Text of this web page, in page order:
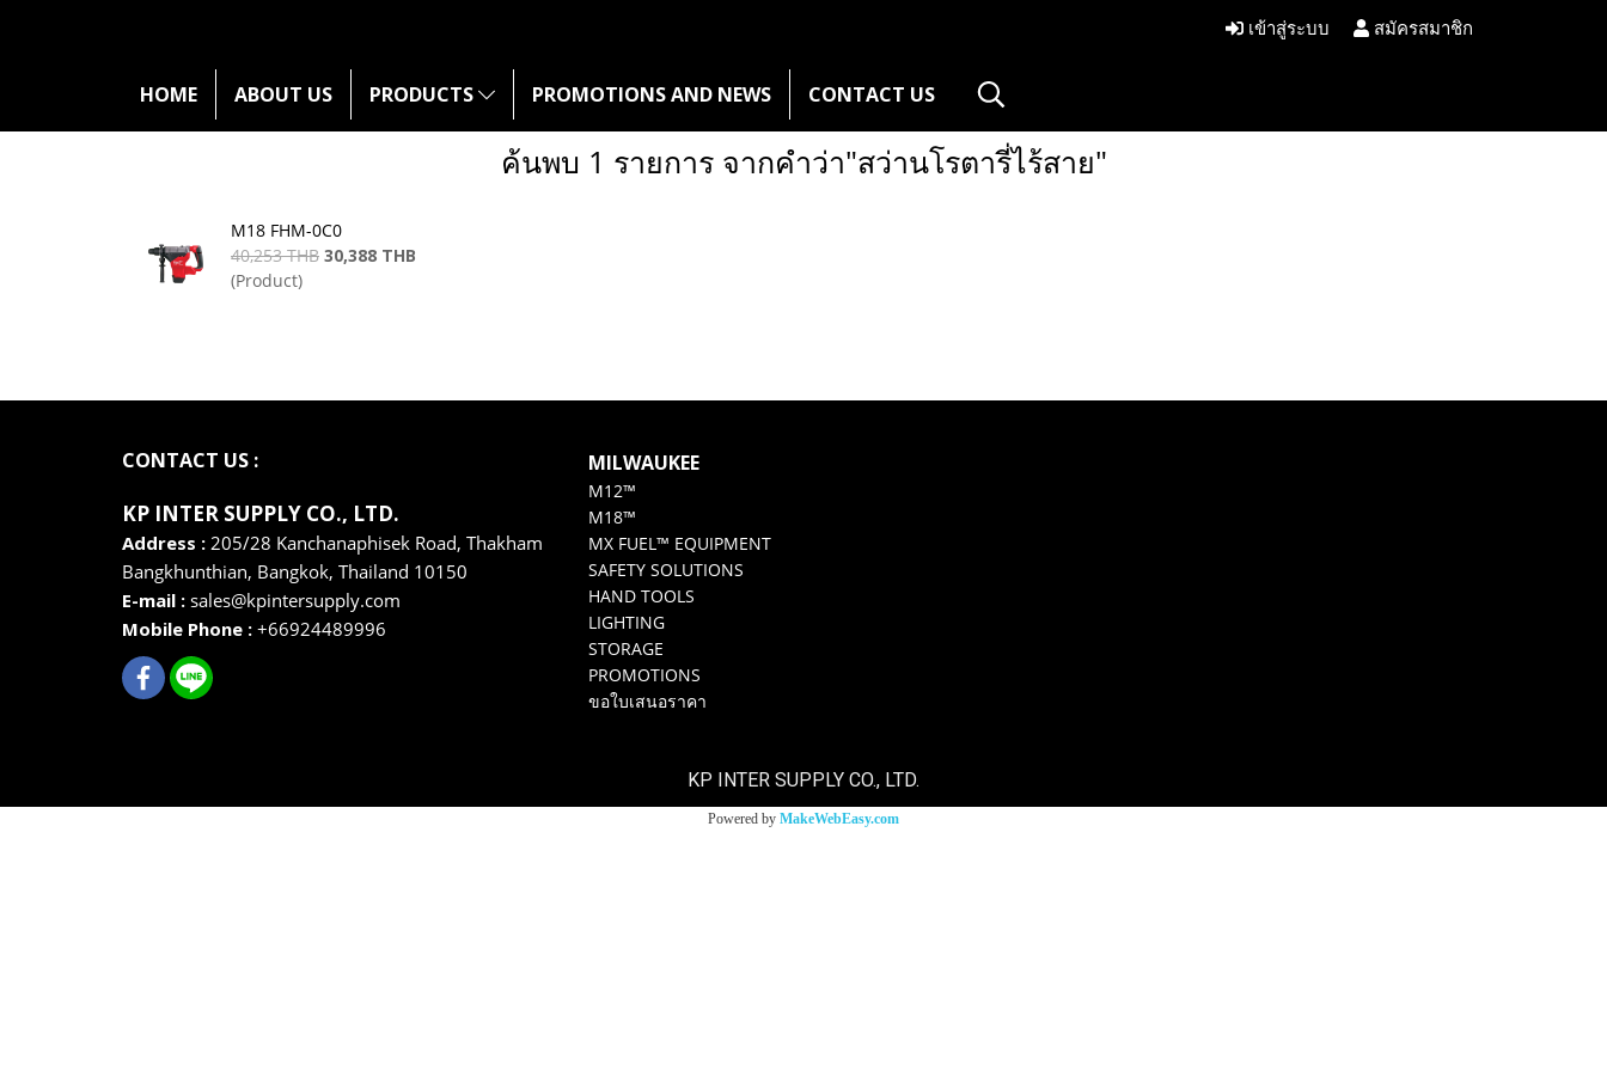
เข้าสู่ระบบ สมัครสมาชิก
HOME ABOUT US PRODUCTS PROMOTIONS AND NEWS CONTACT US
ค้นพบ 1 รายการ จากคำว่า"สว่านโรตารี่ไร้สาย"
M18 FHM-0C0
40,253 THB 30,388 THB
(Product)
CONTACT US :
KP INTER SUPPLY CO., LTD.
Address : 205/28 Kanchanaphisek Road, Thakham
Bangkhunthian, Bangkok, Thailand 10150
E-mail : sales@kpintersupply.com
Mobile Phone : +66924489996
MILWAUKEE
M12™
M18™
MX FUEL™ EQUIPMENT
SAFETY SOLUTIONS
HAND TOOLS
LIGHTING
STORAGE
PROMOTIONS
ขอใบเสนอราคา
KP INTER SUPPLY CO., LTD.
Powered by MakeWebEasy.com